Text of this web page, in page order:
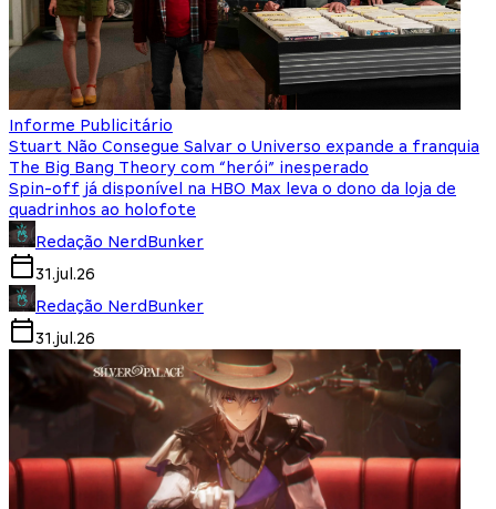
Informe Publicitário
Stuart Não Consegue Salvar o Universo expande a franquia
The Big Bang Theory com “herói” inesperado
Spin-off já disponível na HBO Max leva o dono da loja de
quadrinhos ao holofote
Redação NerdBunker
31.jul.26
Redação NerdBunker
31.jul.26